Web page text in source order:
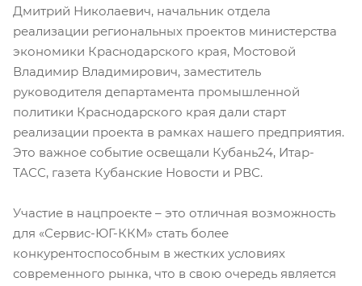
Дмитрий Николаевич, начальник отдела
реализации региональных проектов министерства
экономики Краснодарского края, Мостовой
Владимир Владимирович, заместитель
руководителя департамента промышленной
политики Краснодарского края дали старт
реализации проекта в рамках нашего предприятия.
Это важное событие освещали Кубань24, Итар-
ТАСС, газета Кубанские Новости и РВС.
Участие в нацпроекте – это отличная возможность
для «Сервис-ЮГ-ККМ» стать более
конкурентоспособным в жестких условиях
современного рынка, что в свою очередь является